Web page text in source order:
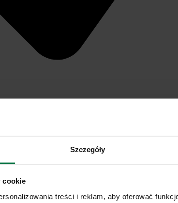
Szczegóły
cookie
treści i reklam, aby oferować